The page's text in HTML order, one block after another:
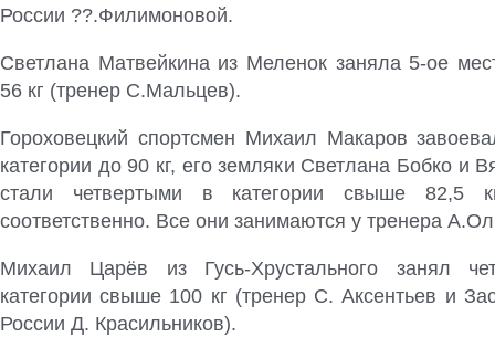
России ??.Филимоновой.
Светлана Матвейкина из Меленок заняла 5-ое
56 кг (тренер С.Мальцев).
Гороховецкий спортсмен Михаил Макаров
категории до 90 кг, его земляки Светлана Бобко и
стали четвертыми в категории свыше
соответственно. Все они занимаются у тренера
Михаил Царёв из Гусь-Хрустального занял
категории свыше 100 кг (тренер С. Аксентьев и
России Д. Красильников).